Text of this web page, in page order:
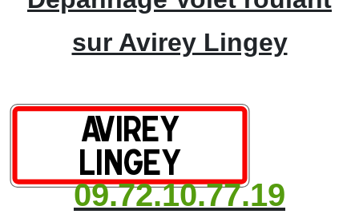
sur Avirey Lingey
09.72.10.77.19